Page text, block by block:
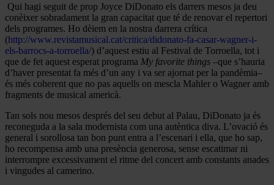
Qui hagi seguit de prop Joyce DiDonato els darrers mesos ja deu
conèixer sobradament la gran capacitat que té de renovar el repertori
dels programes. Ho dèiem en la nostra darrera crítica
(http://www.revistamusical.cat/critica/didonato-fa-casar-wagner-i-
els-barrocs-a-torroella/) d’aquest estiu al Festival de Torroella, tot i
que de fet aquest esperat programa My favorite things –que s’hauria
d’haver presentat fa més d’un any i va ser ajornat per la pandèmia–
és més coherent que no pas aquells on mescla Mahler o Wagner amb
fragments de musical americà.
Tan sols nou mesos després del seu debut al Palau, DiDonato ja és
reconeguda a la sala modernista com una autèntica diva. L’ovació és
general i sorollosa tan bon punt entra a l’escenari i ella, que ho sap,
ho recompensa amb una presència generosa, sense escatimar ni
interrompre excessivament el ritme del concert amb constants anades
i vingudes al camerino.